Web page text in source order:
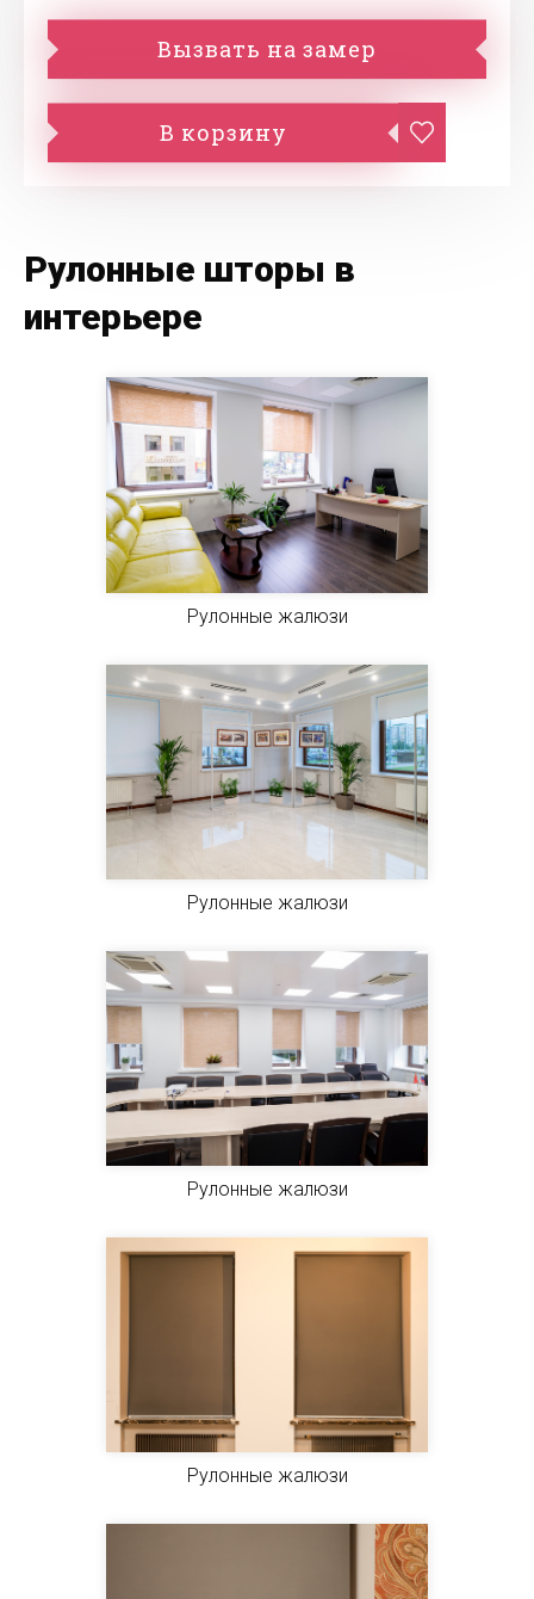
Вызвать на замер
В корзину
Рулонные шторы в
интерьере
Рулонные жалюзи
Рулонные жалюзи
Рулонные жалюзи
Рулонные жалюзи